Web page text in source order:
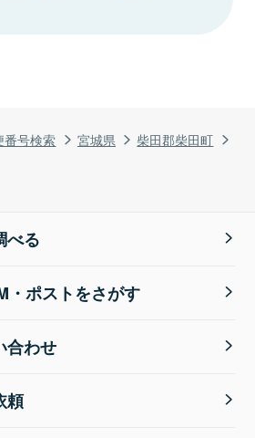
番号検索 宮城県
柴田郡柴田町
べる
・ポストをさがす
合わせ
頼